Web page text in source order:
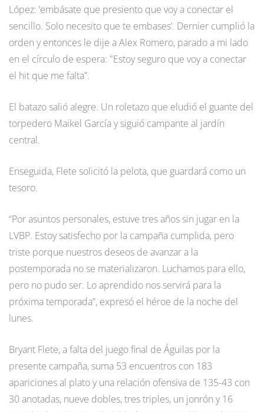
López: ‘embásate que presiento que voy a conectar el
sencillo. Solo necesito que te embases’. Dernier cumplió la
orden y entonces le dije a Alex Romero, parado a mi lado
en el círculo de espera: "Estoy seguro que voy a conectar
el hit que me falta”.
El batazo salió alegre. Un roletazo que eludió el guante del
torpedero Maikel García y siguió campante al jardín
central.
Enseguida, Flete solicitó la pelota, que guardará como un
tesoro.
“Por asuntos personales, estuve tres años sin jugar en la
LVBP. Estoy satisfecho por la campaña cumplida, pero
triste porque nuestros deseos de avanzar a la
postemporada no se materializaron. Luchamos para ello,
pero no pudo ser. Lo aprendido nos servirá para la
próxima temporada”, expresó el héroe de la noche del
lunes.
Bryant Flete, a falta del juego final de Águilas por la
presente campaña, suma 53 encuentros con 183
apariciones al plato y una relación ofensiva de 135-43 con
30 anotadas, nueve dobles, tres triples, un jonrón y 16